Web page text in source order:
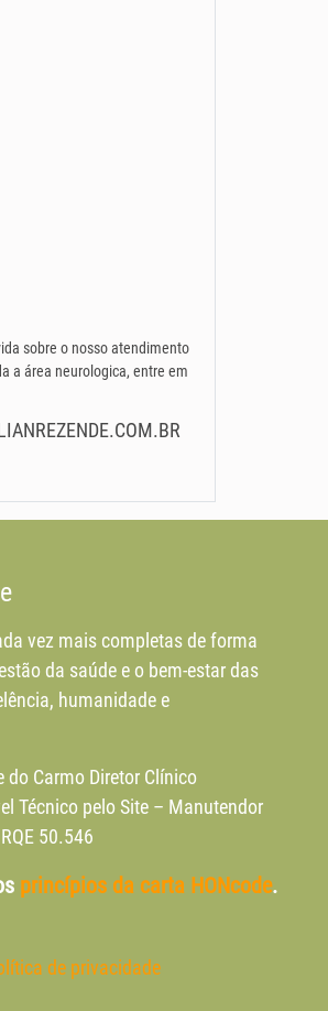
sobre o nosso atendimento
a área neurologica, entre em
vez mais completas de forma
da saúde e o bem-estar das
humanidade e
do Carmo Diretor Clínico
Técnico pelo Site – Manutendor
50.546
princípios da carta HONcode.
de privacidade